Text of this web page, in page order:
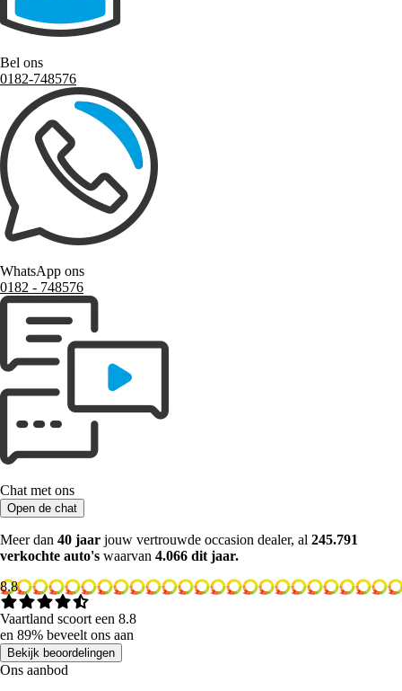
Bel ons
0182-748576
WhatsApp ons
0182 ‑ 748576
Chat met ons
Open de chat
Meer dan 40 jaar jouw vertrouwde occasion dealer, al 245.791
verkochte auto's waarvan 4.066 dit jaar.
8.8
Vaartland scoort een 8.8
en 89% beveelt ons aan
Bekijk beoordelingen
Ons aanbod